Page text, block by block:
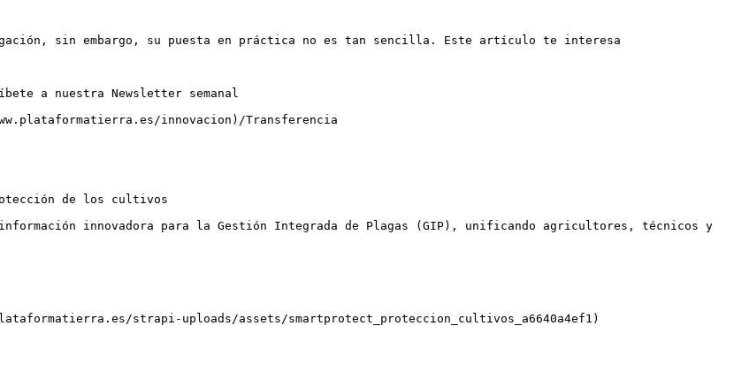
sin embargo, su puesta en práctica no es tan sencilla. Este artículo te interesa
a nuestra Newsletter semanal
innovacion)/Transferencia
de los cultivos
innovadora para la Gestión Integrada de Plagas (GIP), unificando agricultores, técnicos y
strapi-uploads/assets/smartprotect_proteccion_cultivos_a6640a4ef1)